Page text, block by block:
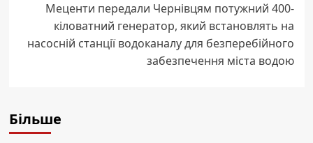
Меценти передали Чернівцям потужний 400-
кіловатний генератор, який встановлять на
насосній станції водоканалу для безперебійного
забезпечення міста водою
Більше